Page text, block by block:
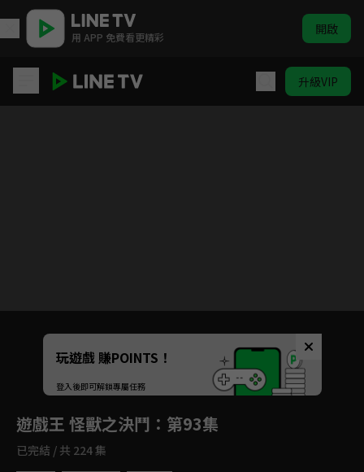
用 APP 免費看更精彩 開啟
升級VIP
Unmute
如有不便請見諒
玩遊戲 賺POINTS！
登入後即可解鎖專屬任務
遊戲王 怪獸之決鬥 ：第93集
已完結 / 共 224 集